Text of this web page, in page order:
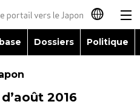
日本語
Dossiers Politique
2016